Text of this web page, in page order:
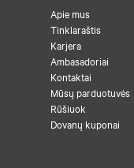
Apie mus
Tinklaraštis
Karjera
Ambasadoriai
Kontaktai
Mūsų parduotuvės
Rūšiuok
Dovanų kuponai